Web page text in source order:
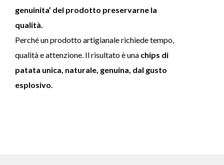
genuinita’ del prodotto preservarne la
qualità.
Perché un prodotto artigianale richiede tempo,
qualità e attenzione. Il risultato è una chips di
patata unica, naturale, genuina, dal gusto
esplosivo.